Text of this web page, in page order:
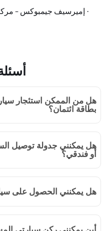
· إميرسيف جيمبوكس -
هل من الممكن استئجار
بطاقة ائتمان؟
هل يمكنني جدولة توصيل
أو فندقي؟
هل يمكنني الحصول على